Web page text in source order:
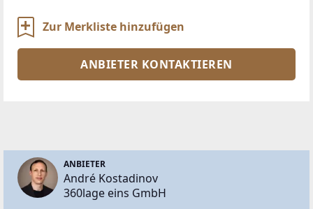
Zur Merkliste hinzufügen
ANBIETER KONTAKTIEREN
ANBIETER
André Kostadinov
360lage eins GmbH